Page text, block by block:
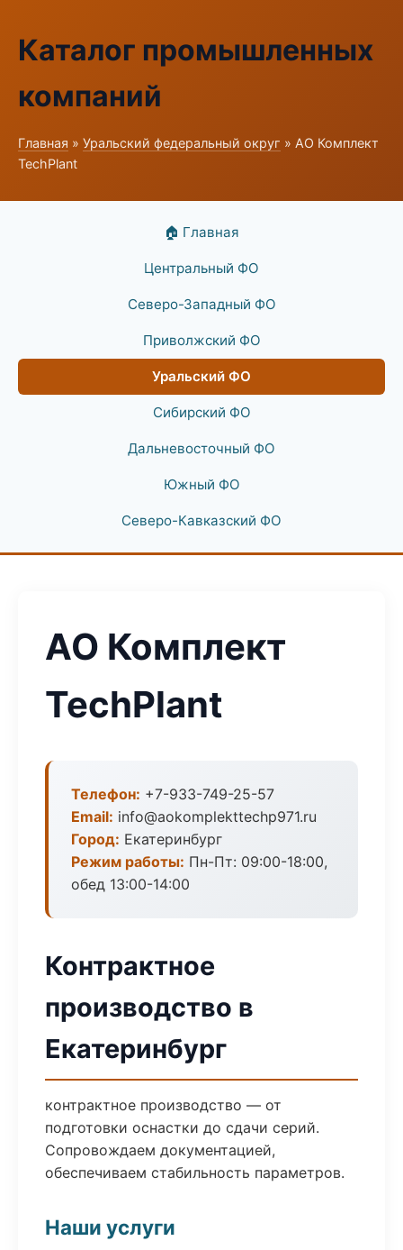
Каталог промышленных
компаний
Главная » Уральский федеральный округ » АО Комплект
TechPlant
🏠 Главная
Центральный ФО
Северо-Западный ФО
Приволжский ФО
Уральский ФО
Сибирский ФО
Дальневосточный ФО
Южный ФО
Северо-Кавказский ФО
АО Комплект
TechPlant
Телефон: +7-933-749-25-57
Email: info@aokomplekttechp971.ru
Город: Екатеринбург
Режим работы: Пн-Пт: 09:00-18:00,
обед 13:00-14:00
Контрактное
производство в
Екатеринбург
контрактное производство — от
подготовки оснастки до сдачи серий.
Сопровождаем документацией,
обеспечиваем стабильность параметров.
Наши услуги